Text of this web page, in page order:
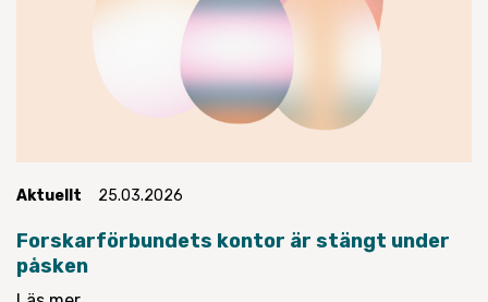
Aktuellt 25.03.2026
Forskarförbundets kontor är stängt under
påsken